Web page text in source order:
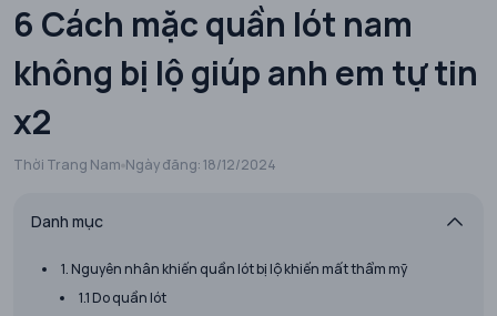
6 Cách mặc quần lót nam
không bị lộ giúp anh em tự tin
x2
Thời Trang Nam Ngày đăng:18/12/2024
Danh mục
1. Nguyên nhân khiến quần lót bị lộ khiến mất thẩm mỹ
1.1 Do quần lót